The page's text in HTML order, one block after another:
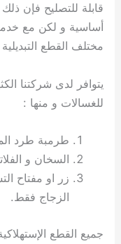
قابلة للتصليح فإن
أساسية و لكن مع
مختلف القطع
يتوافر لدى شركتنا
للغسالات و منها :
طرمبة طرد
السخان و
زر او مفتاح
الزجاج فقط.
جميع القطع